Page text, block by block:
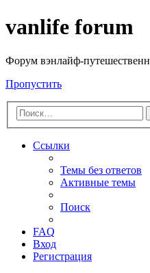
vanlife forum
Форум вэнлайф-
Пропустить
Ссылки
Темы без ответов
Активные темы
Поиск
FAQ
Вход
Регистрация